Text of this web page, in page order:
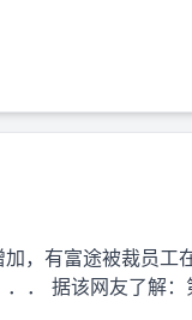
加，有富途被裁员工
． 据该网友了解：